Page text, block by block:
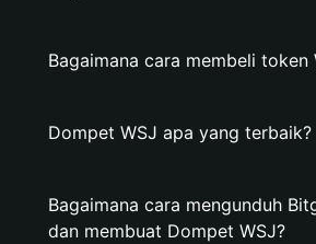
Bagaimana cara membeli token
Dompet WSJ apa yang terbaik?
Bagaimana cara mengunduh
dan membuat Dompet WSJ?